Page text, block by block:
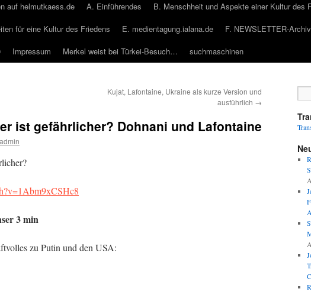
auf helmutkaess.de A. Einführendes
B. Menschheit und Aspekte einer Kultur des
für eine Kultur des Friedens E. medientagung.ialana.de
F. NEWSLETTER-Archiv
Impressum Merkel weist bei Türkei-Besuch… suchmaschinen
Kujat, Lafontaine, Ukraine als kurze Version und
ausführlich →
ist gefährlicher? Dohnani und Lafontaine
admin
3 min
zu Putin und den USA: